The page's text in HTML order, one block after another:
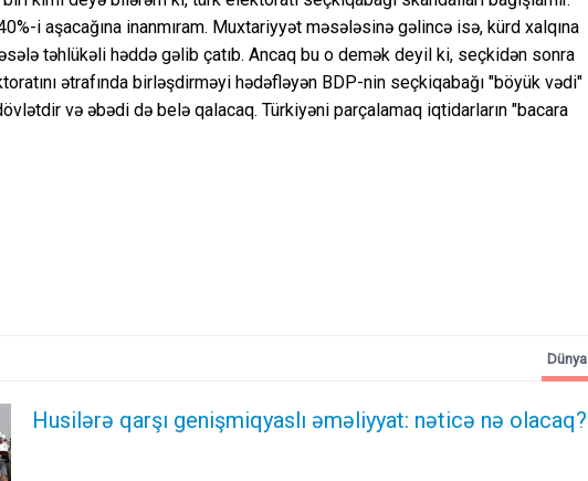
i aşacağına inanmıram. Muxtariyyət məsələsinə gəlincə isə, kürd xalqına
təhlükəli həddə gəlib çatıb. Ancaq bu o demək deyil ki, seçkidən sonra
ətrafında birləşdirməyi hədəfləyən BDP-nin seçkiqabağı "böyük vədi"
və əbədi də belə qalacaq. Türkiyəni parçalamaq iqtidarların "bacara
Husilərə qarşı genişmiqyaslı əməliyyat: nəticə nə olacaq?
Dünya